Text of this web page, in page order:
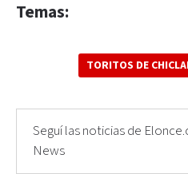
Temas:
TORITOS DE
Seguí las noticias de
News